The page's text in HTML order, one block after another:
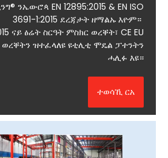
ንኤውሮጳ EN 12895:2015 & EN ISO
3691-1:2015 ደረጃታት ዘማልኡ እዮም።
ናይ ፅሬት ስርዓት ምስክር ወረቐት፣ CE EU
ወረቐትን ዝተፈላለዩ ዩቲሊቲ ሞዴል ፓተንትን
ሓሊፉ እዩ።
ተወሳኺ ርአ